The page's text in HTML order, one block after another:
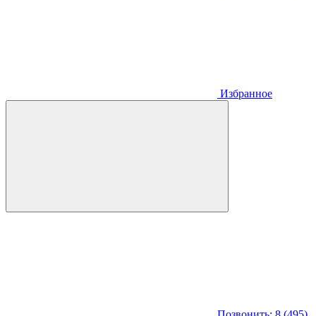
Избранное